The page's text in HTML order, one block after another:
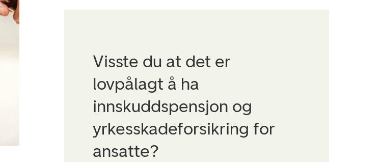
Visste du at det er
lovpålagt å ha
innskuddspensjon og
yrkesskadeforsikring for
ansatte?